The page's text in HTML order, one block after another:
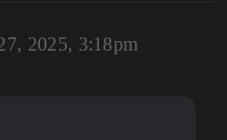
2025, 3:18pm